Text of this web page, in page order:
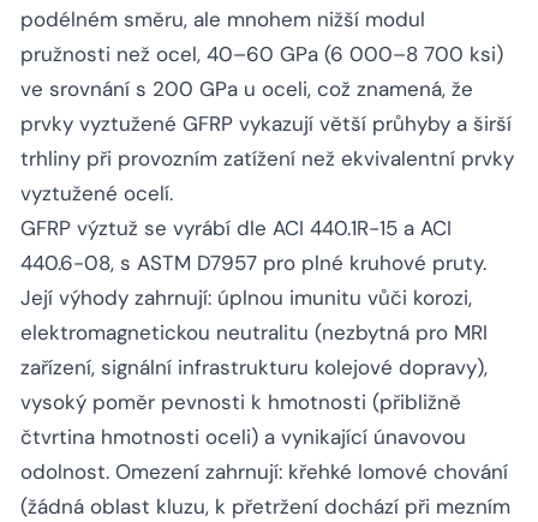
podélném směru, ale mnohem nižší modul
pružnosti než ocel, 40–60 GPa (6 000–8 700 ksi)
ve srovnání s 200 GPa u oceli, což znamená, že
prvky vyztužené GFRP vykazují větší průhyby a širší
trhliny při provozním zatížení než ekvivalentní prvky
vyztužené ocelí.
GFRP výztuž se vyrábí dle ACI 440.1R-15 a ACI
440.6-08, s ASTM D7957 pro plné kruhové pruty.
Její výhody zahrnují: úplnou imunitu vůči korozi,
elektromagnetickou neutralitu (nezbytná pro MRI
zařízení, signální infrastrukturu kolejové dopravy),
vysoký poměr pevnosti k hmotnosti (přibližně
čtvrtina hmotnosti oceli) a vynikající únavovou
odolnost. Omezení zahrnují: křehké lomové chování
(žádná oblast kluzu, k přetržení dochází při mezním